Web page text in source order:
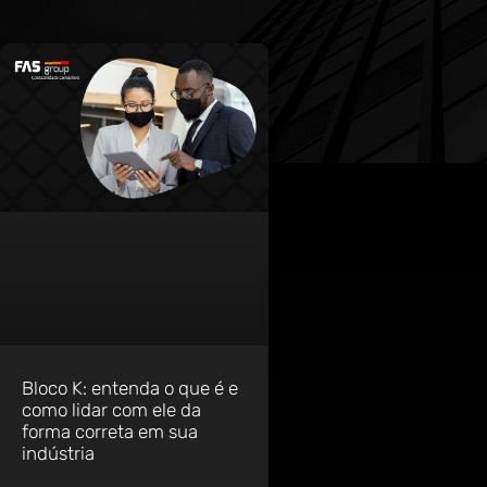
Bloco K: entenda o que é e
como lidar com ele da
forma correta em sua
indústria